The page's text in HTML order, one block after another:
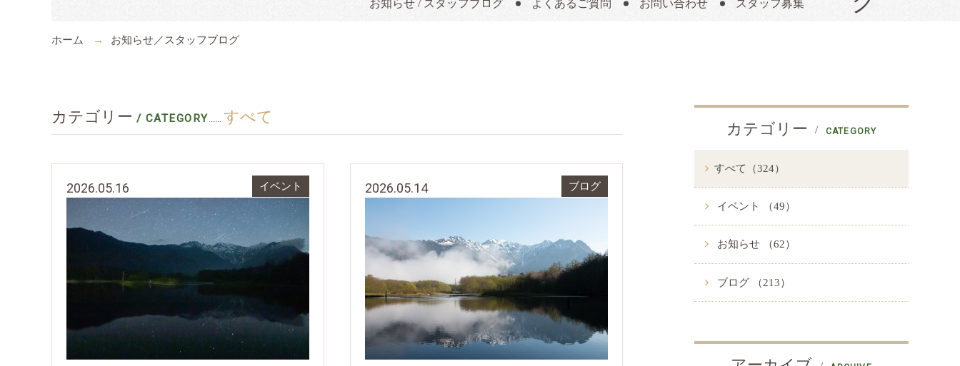
お知らせ / スタッフブログ よくあるご質問 お問い合わせ スタッフ募集
ホーム お知らせ／スタッフブログ
カテゴリー / CATEGORY...... すべて
2026.05.16 イベント 2026.05.14 ブログ
カテゴリー CATEGORY
すべて（324）
イベント （49）
お知らせ （62）
ブログ （213）